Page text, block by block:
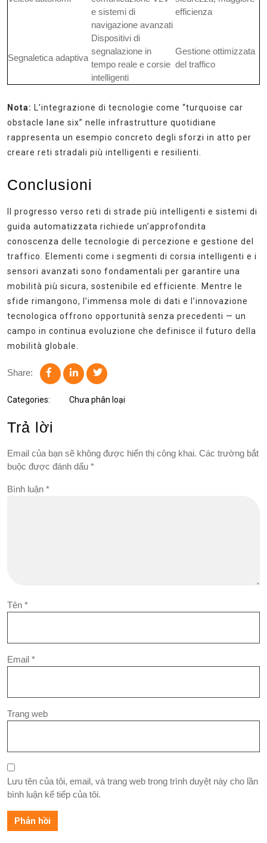
e sistemi di
navigazione avanzati
efficienza
Segnaletica adaptiva
Dispositivi di
segnalazione in
tempo reale e corsie
intelligenti
Gestione ottimizzata
del traffico
Nota: L’integrazione di tecnologie come “turquoise car
obstacle lane six” nelle infrastrutture quotidiane
rappresenta un esempio concreto degli sforzi in atto per
creare reti stradali più intelligenti e resilienti.
Conclusioni
Il progresso verso reti di strade più intelligenti e sistemi di
guida automatizzata richiede un’approfondita
conoscenza delle tecnologie di percezione e gestione del
traffico. Elementi come i segmenti di corsia intelligenti e i
sensori avanzati sono fondamentali per garantire una
mobilità più sicura, sostenibile ed efficiente. Mentre le
sfide rimangono, l’immensa mole di dati e l’innovazione
tecnologica offrono opportunità senza precedenti — un
campo in continua evoluzione che definisce il futuro della
mobilità globale.
Share:
Categories: Chưa phân loại
Trả lời
Email của bạn sẽ không được hiển thị công khai. Các trường bắt
buộc được đánh dấu *
Bình luận *
Tên *
Email *
Trang web
Lưu tên của tôi, email, và trang web trong trình duyệt này cho lần
bình luận kế tiếp của tôi.